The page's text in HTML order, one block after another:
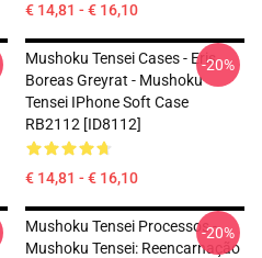
€ 14,81 - € 16,10
Mushoku Tensei Cases - Eris
Boreas Greyrat - Mushoku
Tensei IPhone Soft Case
RB2112 [ID8112]
€ 14,81 - € 16,10
-20%
Mushoku Tensei Processos -
Mushoku Tensei: Reencarnação
-20%